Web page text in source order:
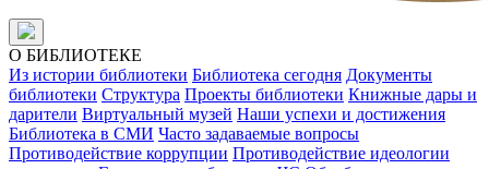
О БИБЛИОТЕКЕ
Из истории библиотеки Библиотека сегодня Документы
библиотеки Структура Проекты библиотеки Книжные дары и
дарители Виртуальный музей Наши успехи и достижения
Библиотека в СМИ Часто задаваемые вопросы
Противодействие коррупции Противодействие идеологии